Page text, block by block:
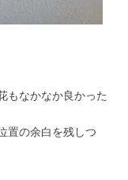
もなかなか良かった
置の余白を残しつ